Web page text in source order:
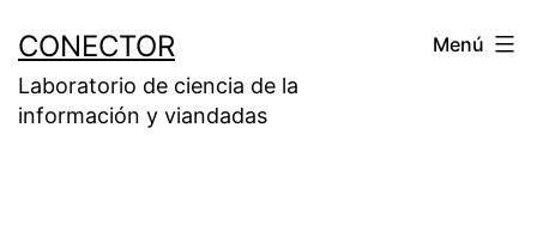
contenido
CONECTOR
Laboratorio de ciencia de la
información y viandadas
Menú